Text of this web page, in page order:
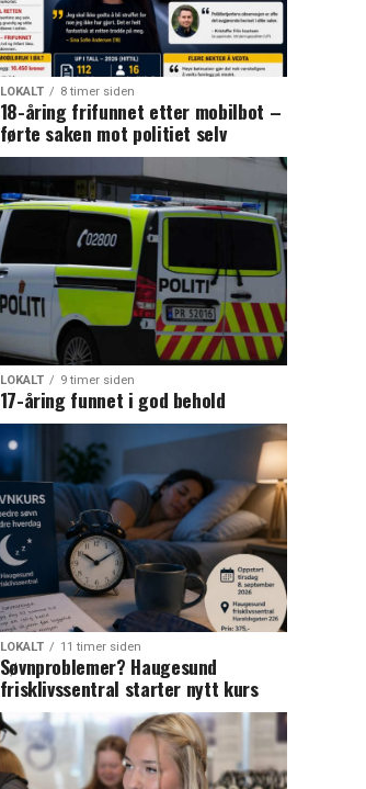
LOKALT 8 timer siden
18-åring frifunnet etter mobilbot –
førte saken mot politiet selv
LOKALT 9 timer siden
17-åring funnet i god behold
LOKALT 11 timer siden
Søvnproblemer? Haugesund
frisklivssentral starter nytt kurs